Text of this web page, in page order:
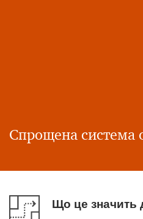
Спрощена система
Що це значить